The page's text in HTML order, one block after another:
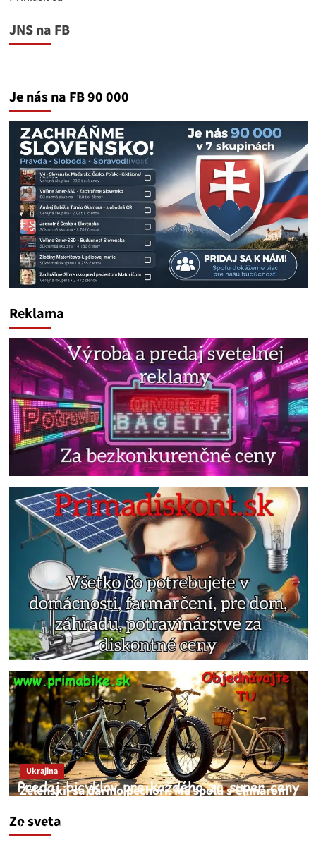
JNS na FB
Je nás na FB 90 000
Reklama
Zo sveta
Ukrajina
Zelenskij sa darmo pechorí. Má spolu s Chmarom
medvedar